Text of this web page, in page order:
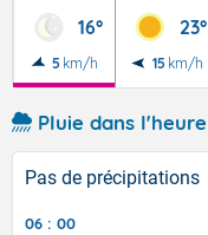
16°
5 km/h
23°
15 km/h
Pluie dans l'heure
Pas de précipitations
06 : 00